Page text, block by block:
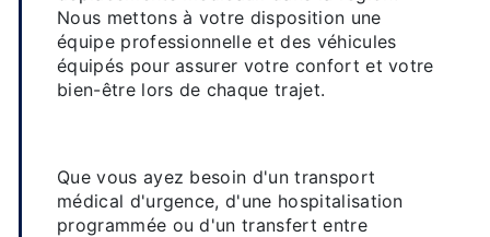
Nous mettons à votre disposition une
équipe professionnelle et des véhicules
équipés pour assurer votre confort et votre
bien-être lors de chaque trajet.
Que vous ayez besoin d'un transport
médical d'urgence, d'une hospitalisation
programmée ou d'un transfert entre